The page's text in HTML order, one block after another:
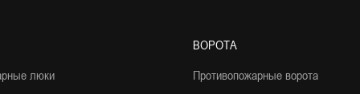
люки
ВОРОТА
Противопожарные ворота